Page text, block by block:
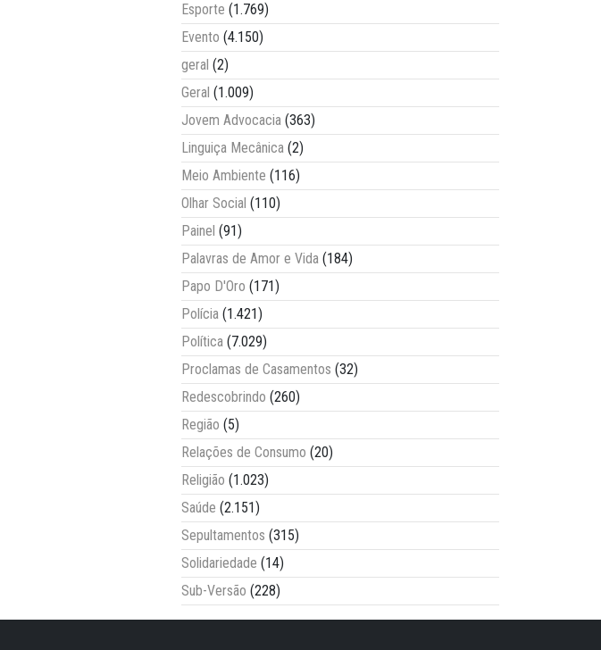
Esporte (1.769)
Evento (4.150)
geral (2)
Geral (1.009)
Jovem Advocacia (363)
Linguiça Mecânica (2)
Meio Ambiente (116)
Olhar Social (110)
Painel (91)
Palavras de Amor e Vida (184)
Papo D'Oro (171)
Polícia (1.421)
Política (7.029)
Proclamas de Casamentos (32)
Redescobrindo (260)
Região (5)
Relações de Consumo (20)
Religião (1.023)
Saúde (2.151)
Sepultamentos (315)
Solidariedade (14)
Sub-Versão (228)